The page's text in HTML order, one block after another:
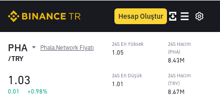
Hesap Oluştur
PHA Phala.Network Fiyatı
/TRY
1.03
0.01 +0.98%
24S En Yüksek
1.05
24S En Düşük
1.01
24S Hacim
(PHA)
8.43M
24S Hacim
(TRY)
8.67M